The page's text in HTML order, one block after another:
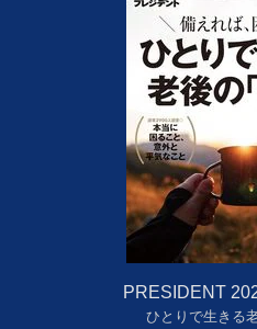
PRESIDENT
ひとりで生きる